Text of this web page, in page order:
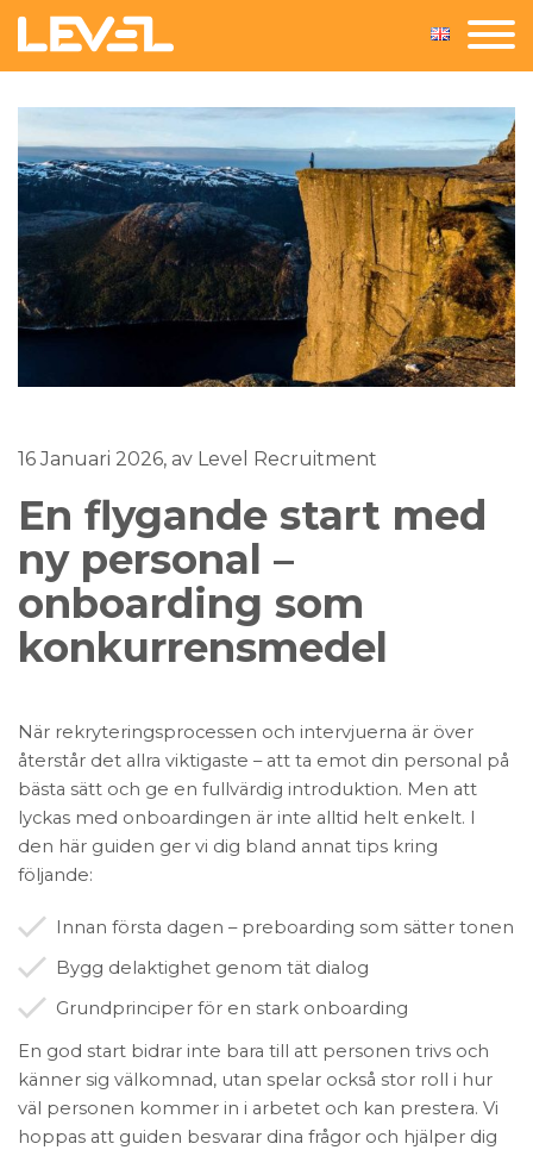
16 Januari 2026, av Level Recruitment
En flygande start med
ny personal –
onboarding som
konkurrensmedel
När rekryteringsprocessen och intervjuerna är över
återstår det allra viktigaste – att ta emot din personal på
bästa sätt och ge en fullvärdig introduktion. Men att
lyckas med onboardingen är inte alltid helt enkelt. I
den här guiden ger vi dig bland annat tips kring
följande:
Innan första dagen – preboarding som sätter tonen
Bygg delaktighet genom tät dialog
Grundprinciper för en stark onboarding
En god start bidrar inte bara till att personen trivs och
känner sig välkomnad, utan spelar också stor roll i hur
väl personen kommer in i arbetet och kan prestera. Vi
hoppas att guiden besvarar dina frågor och hjälper dig